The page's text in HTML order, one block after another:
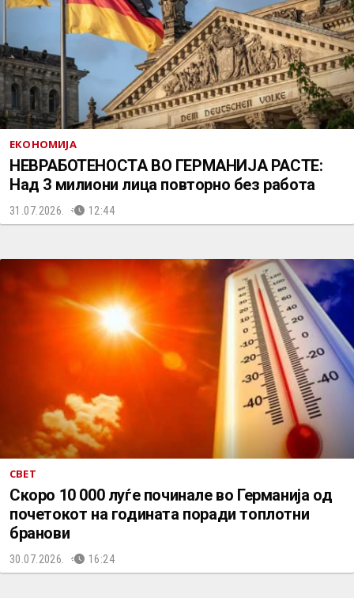
ЕКОНОМИЈА
НЕВРАБОТЕНОСТА ВО ГЕРМАНИЈА РАСТЕ:
Над 3 милиони лица повторно без работа
31.07.2026. 12:44
СВЕТ
Скоро 10 000 луѓе починале во Германија од
почетокот на годината поради топлотни
бранови
30.07.2026. 16:24